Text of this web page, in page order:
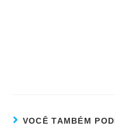
VOCÊ TAMBÉM